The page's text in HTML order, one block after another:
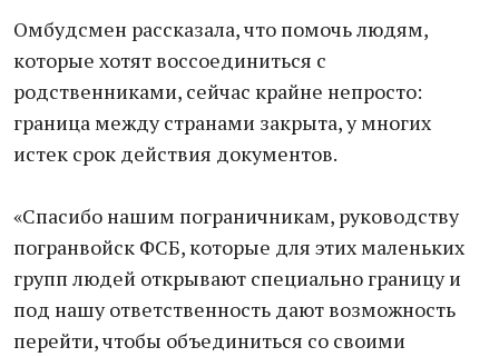
Омбудсмен рассказала, что помочь людям,
которые хотят воссоединиться с
родственниками, сейчас крайне непросто:
граница между странами закрыта, у многих
истек срок действия документов.
«Спасибо нашим пограничникам, руководству
погранвойск ФСБ, которые для этих маленьких
групп людей открывают специально границу и
под нашу ответственность дают возможность
перейти, чтобы объединиться со своими